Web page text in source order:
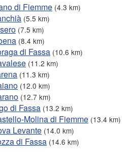
di Fiemme (4.3 km)
(5.5 km)
(7.5 km)
(8.4 km)
di Fassa (10.6 km)
(11.2 km)
(11.3 km)
(12.0 km)
(12.7 km)
di Fassa (13.2 km)
Molina di Fiemme (13.4 km)
Levante (14.0 km)
di Fassa (14.6 km)